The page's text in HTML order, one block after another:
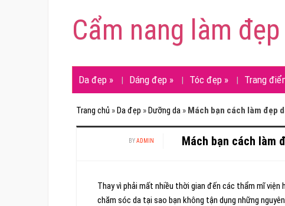
Cẩm nang làm đẹp
Da đẹp » Dáng đẹp » Tóc đẹp » Trang
Trang chủ »Da đẹp »Dưỡng da » Mách bạn cách làm đẹp
BYADMIN Mách bạn cách làm
Thay vì phải mất nhiều thời gian đến các thẩm mĩ viện
chăm sóc da tại sao bạn không tận dụng những